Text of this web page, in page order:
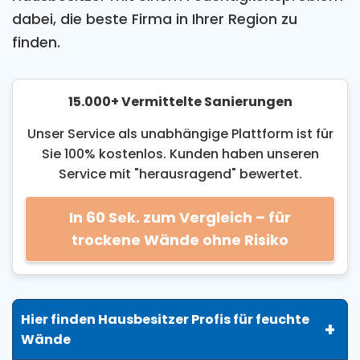
können die Wände und den Keller auf Anzeichen
von Feuchtigkeit untersuchen und die
Feuchtigkeitsmessgerät hilft dabei, den
genauen Feuchtigkeitsgehalt des Mauerwerks zu
der Ursache von Feuchteschäden ist. Eine
regelmäßige Inspektion des Mauerwerks durch
Experten kann helfen, Feuchtigkeit frühzeitig zu
erkennen und Schäden zu vermeiden.
dabei, die beste Firma in Ihrer Region zu
finden.
15.000+ Vermittelte Sanierungen
Unser Service als unabhängige Plattform ist für
Sie 100% kostenlos. Kunden haben unseren
Service mit "herausragend" bewertet.
In 60 Sek. zum Vergleich – für
trockene Wände ohne Risiko
Hier finden Hausbesitzer Profis für feuchte
Wände